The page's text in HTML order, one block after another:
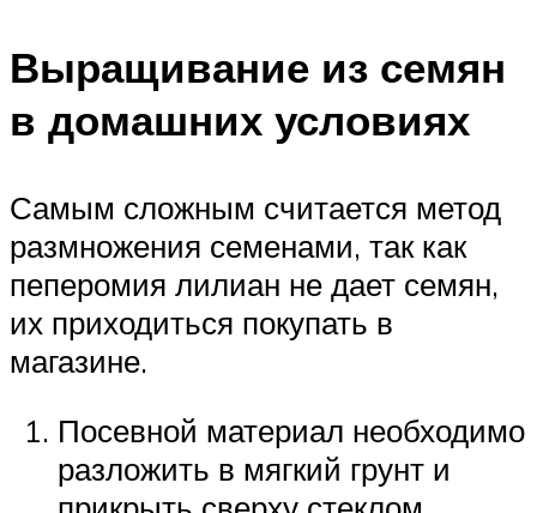
Выращивание из семян
в домашних условиях
Самым сложным считается метод
размножения семенами, так как
пеперомия лилиан не дает семян,
их приходиться покупать в
магазине.
Посевной материал необходимо
разложить в мягкий грунт и